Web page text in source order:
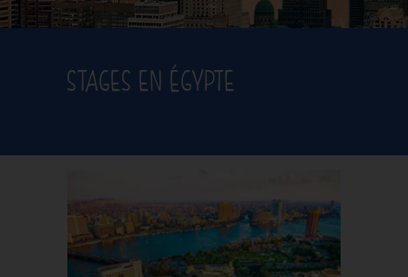
STAGES EN ÉGYPTE